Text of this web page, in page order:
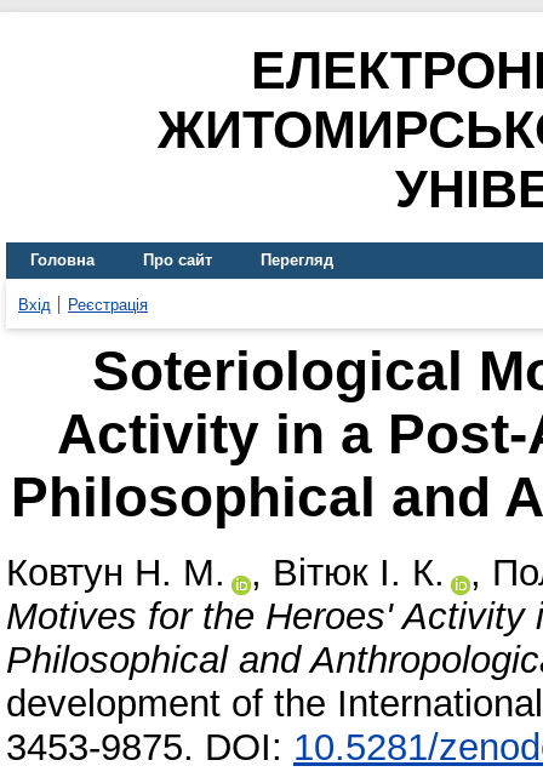
Головна Про сайт Перегляд
Вхід Реєстрація
Soteriological
Activity in a
Philosophical and
Ковтун Н. М. , Вітюк І. К. ,
Motives for the Heroes'
Philosophical and
development of the
3453-9875. DOI: 10.5281/